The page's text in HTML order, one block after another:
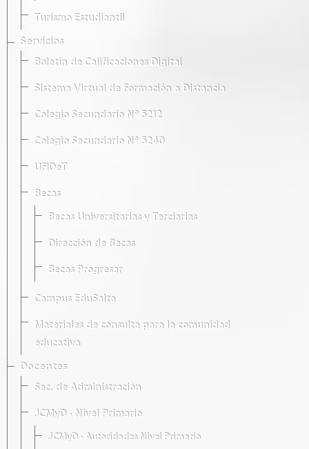
Turismo Estudiantil
Servicios
Boletín de Calificaciones Digital
Sistema Virtual de Formación a Distancia
Colegio Secundario Nº 5212
Colegio Secundario Nº 5240
UFIDeT
Becas
Becas Universitarias y Terciarias
Dirección de Becas
Becas Progresar
Campus EduSalta
Materiales de consulta para la comunidad
educativa
Docentes
Sec. de Administración
JCMyD · Nivel Primario
JCMyD · Autoridades Nivel Primario